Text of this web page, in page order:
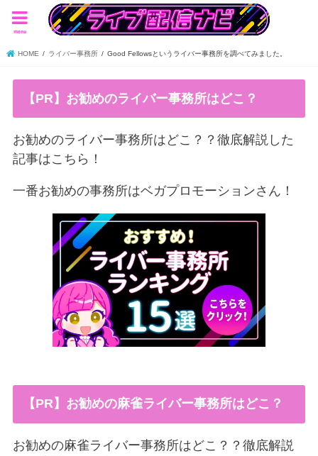
menu
HOME ライバー事務所 Good Fellowsというライバー事務所を調べてみました。
【PR】お勧めのライバー事務所はどこ？
お勧めのライバー事務所はどこ？？徹底解説した
記事はこちら！
一番お勧めの事務所はベガプロモーションさん！
【PR】お勧めの麻雀ライバー事務所はどこ？
お勧めの麻雀ライバー事務所はどこ？？徹底解説